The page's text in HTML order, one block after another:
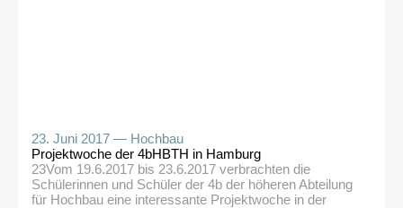
23. Juni 2017 — Hochbau
Projektwoche der 4bHBTH in Hamburg
23Vom 19.6.2017 bis 23.6.2017 verbrachten die
Schülerinnen und Schüler der 4b der höheren Abteilung
für Hochbau eine interessante Projektwoche in der